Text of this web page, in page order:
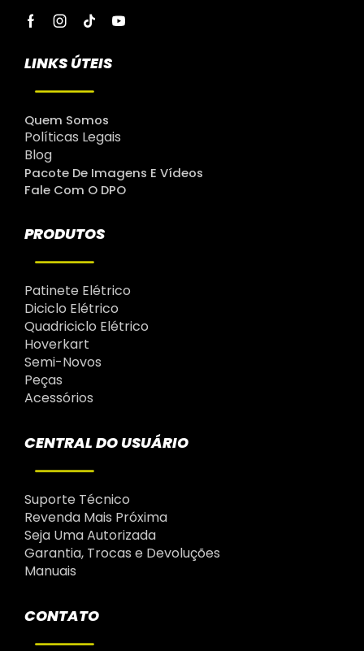
LINKS ÚTEIS
Quem Somos
Políticas Legais
Blog
Pacote De Imagens E Vídeos
Fale Com O DPO
PRODUTOS
Patinete Elétrico
Diciclo Elétrico
Quadriciclo Elétrico
Hoverkart
Semi-Novos
Peças
Acessórios
CENTRAL DO USUÁRIO
Suporte Técnico
Revenda Mais Próxima
Seja Uma Autorizada
Garantia, Trocas e Devoluções
Manuais
CONTATO